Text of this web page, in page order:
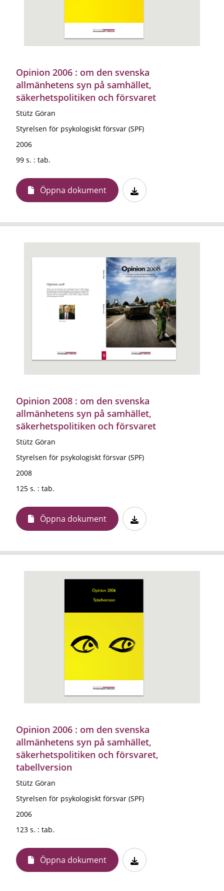
Opinion 2006 : om den svenska
allmänhetens syn på samhället,
säkerhetspolitiken och försvaret
Stütz Göran
Styrelsen för psykologiskt försvar (SPF)
2006
99 s. : tab.
Öppna dokument
Opinion 2008 : om den svenska
allmänhetens syn på samhället,
säkerhetspolitiken och försvaret
Stütz Göran
Styrelsen för psykologiskt försvar (SPF)
2008
125 s. : tab.
Öppna dokument
Opinion 2006 : om den svenska
allmänhetens syn på samhället,
säkerhetspolitiken och försvaret,
tabellversion
Stütz Göran
Styrelsen för psykologiskt försvar (SPF)
2006
123 s. : tab.
Öppna dokument